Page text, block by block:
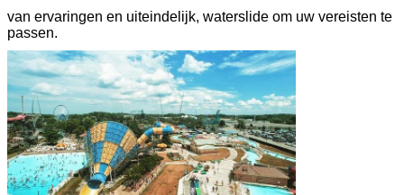
van ervaringen en uiteindelijk, waterslide om uw vereisten te
passen.